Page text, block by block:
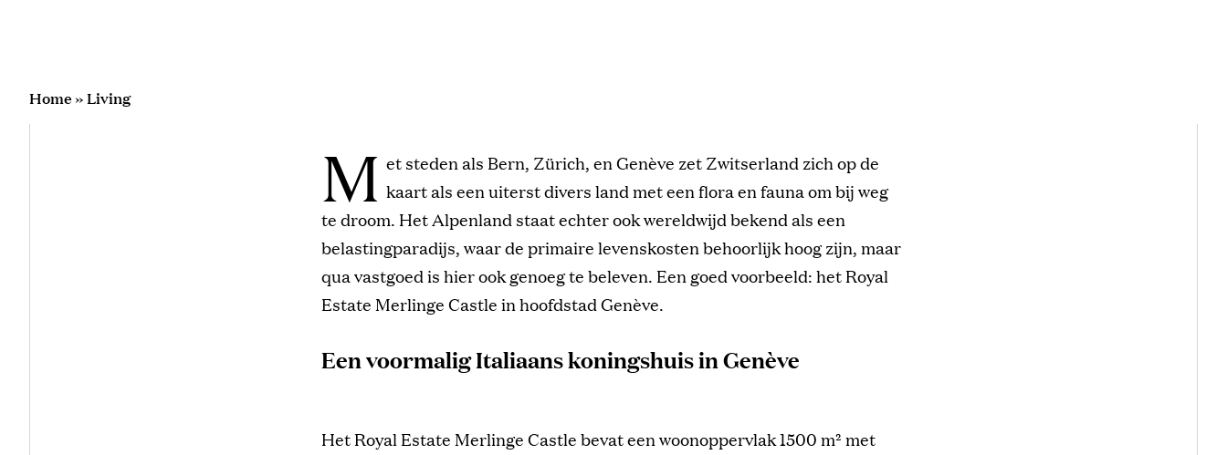
Home»Living
M et steden als Bern, Zürich, en Genève zet Zwitserland zich op de
kaart als een uiterst divers land met een flora en fauna om bij weg
te droom. Het Alpenland staat echter ook wereldwijd bekend als een
belastingparadijs, waar de primaire levenskosten behoorlijk hoog zijn, maar
qua vastgoed is hier ook genoeg te beleven. Een goed voorbeeld: het Royal
Estate Merlinge Castle in hoofdstad Genève.
Een voormalig Italiaans koningshuis in Genève
Het Royal Estate Merlinge Castle bevat een woonoppervlak 1500 m² met